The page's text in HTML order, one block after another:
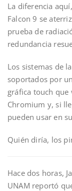
La diferencia
Falcon 9 se
prueba de
redundancia
Los sistemas de
soportados por
gráfica touch que
Chromium y, si
pueden usar en
Quién diría, los
Hace dos horas,
UNAM reportó